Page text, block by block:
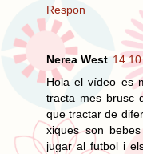
Respon
Nerea West
Hola el vídeo es
tracta mes brusc
que tractar de
xiques son
jugar al futbol i